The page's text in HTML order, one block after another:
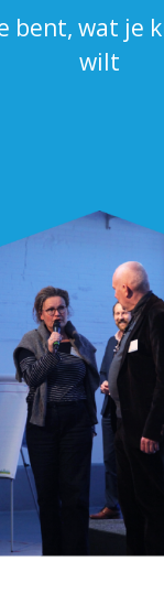
bent, wat je
wilt